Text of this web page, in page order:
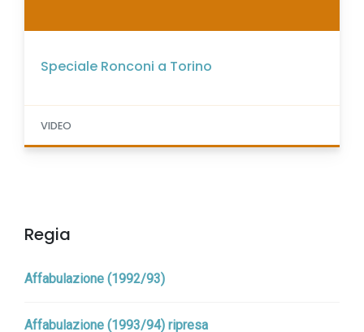
Speciale Ronconi a Torino
VIDEO
Regia
Affabulazione (1992/93)
Affabulazione (1993/94) ripresa